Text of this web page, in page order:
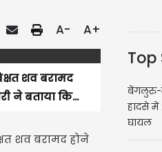
A- A+
शव बरामद
ने बताया कि...
शव बरामद होने
Top
बेंगलुरु-
हादसे में
घायल